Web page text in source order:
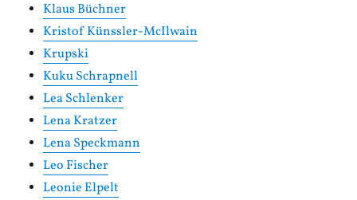
Klaus Büchner
Kristof Künssler-McIlwain
Krupski
Kuku Schrapnell
Lea Schlenker
Lena Kratzer
Lena Speckmann
Leo Fischer
Leonie Elpelt